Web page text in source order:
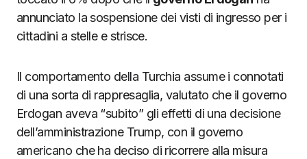
annunciato la sospensione dei visti di ingresso per i
cittadini a stelle e strisce.
Il comportamento della Turchia assume i connotati
di una sorta di rappresaglia, valutato che il governo
Erdogan aveva “subito” gli effetti di una decisione
dell’amministrazione Trump, con il governo
americano che ha deciso di ricorrere alla misura